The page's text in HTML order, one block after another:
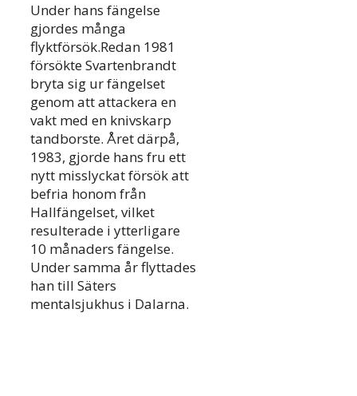
Under hans fängelse
gjordes många
flyktförsök.Redan 1981
försökte Svartenbrandt
bryta sig ur fängelset
genom att attackera en
vakt med en knivskarp
tandborste. Året därpå,
1983, gjorde hans fru ett
nytt misslyckat försök att
befria honom från
Hallfängelset, vilket
resulterade i ytterligare
10 månaders fängelse.
Under samma år flyttades
han till Säters
mentalsjukhus i Dalarna.